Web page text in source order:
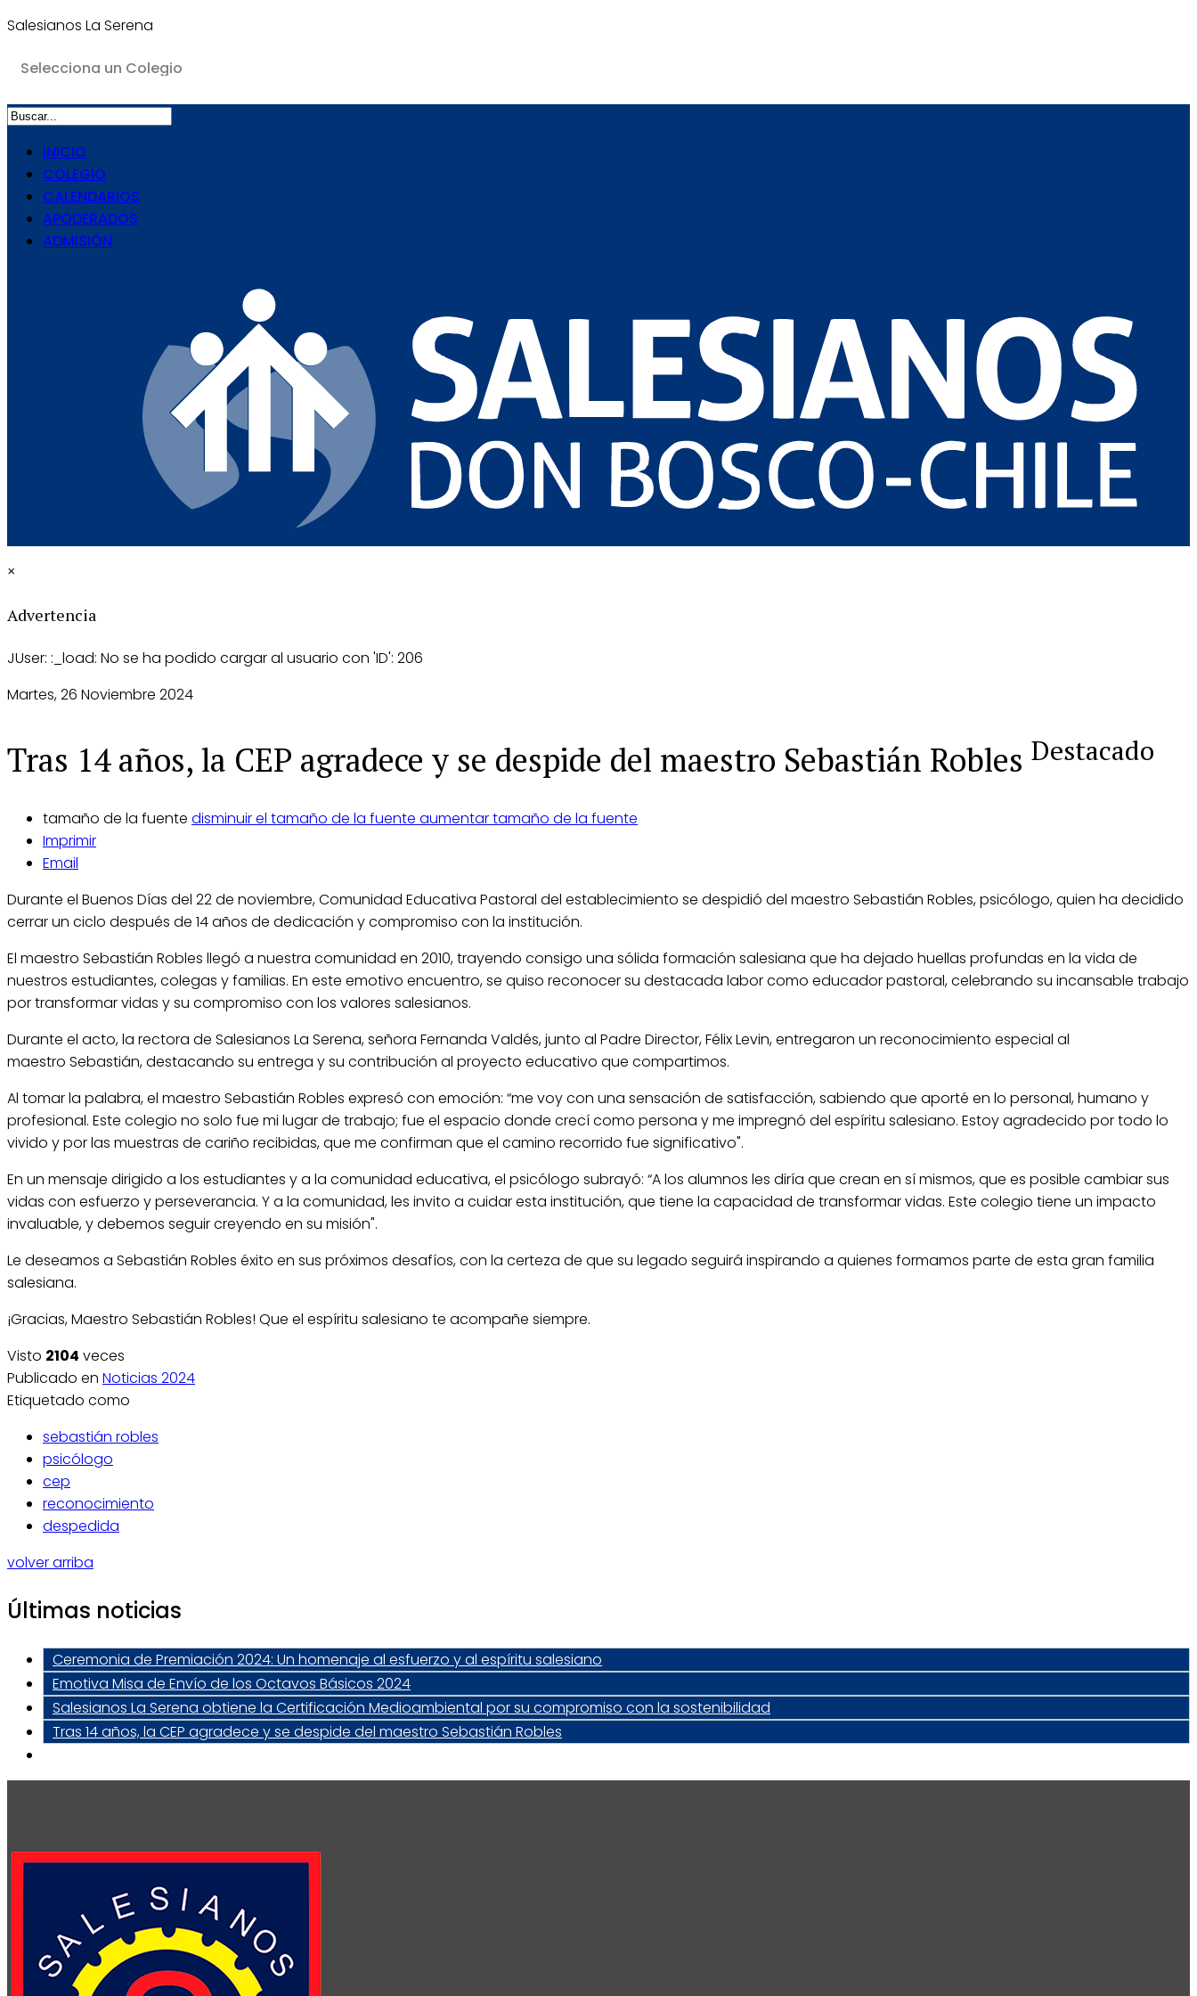
Salesianos La Serena
INICIO
COLEGIO
CALENDARIOS
APODERADOS
ADMISIÓN
×
Advertencia
JUser: :_load: No se ha podido cargar al usuario con 'ID': 206
Martes, 26 Noviembre 2024
Tras 14 años, la CEP agradece y se despide del maestro Sebastián Robles Destacado
tamaño de la fuente disminuir el tamaño de la fuente aumentar tamaño de la fuente
Imprimir
Email
Durante el Buenos Días del 22 de noviembre, Comunidad Educativa Pastoral del establecimiento se despidió del maestro Sebastián Robles, psicólogo, quien ha decidido
cerrar un ciclo después de 14 años de dedicación y compromiso con la institución.
El maestro Sebastián Robles llegó a nuestra comunidad en 2010, trayendo consigo una sólida formación salesiana que ha dejado huellas profundas en la vida de
nuestros estudiantes, colegas y familias. En este emotivo encuentro, se quiso reconocer su destacada labor como educador pastoral, celebrando su incansable trabajo
por transformar vidas y su compromiso con los valores salesianos.
Durante el acto, la rectora de Salesianos La Serena, señora Fernanda Valdés, junto al Padre Director, Félix Levin, entregaron un reconocimiento especial al
maestro Sebastián, destacando su entrega y su contribución al proyecto educativo que compartimos.
Al tomar la palabra, el maestro Sebastián Robles expresó con emoción: “me voy con una sensación de satisfacción, sabiendo que aporté en lo personal, humano y
profesional. Este colegio no solo fue mi lugar de trabajo; fue el espacio donde crecí como persona y me impregnó del espíritu salesiano. Estoy agradecido por todo lo
vivido y por las muestras de cariño recibidas, que me confirman que el camino recorrido fue significativo".
En un mensaje dirigido a los estudiantes y a la comunidad educativa, el psicólogo subrayó: “A los alumnos les diría que crean en sí mismos, que es posible cambiar sus
vidas con esfuerzo y perseverancia. Y a la comunidad, les invito a cuidar esta institución, que tiene la capacidad de transformar vidas. Este colegio tiene un impacto
invaluable, y debemos seguir creyendo en su misión".
Le deseamos a Sebastián Robles éxito en sus próximos desafíos, con la certeza de que su legado seguirá inspirando a quienes formamos parte de esta gran familia
salesiana.
¡Gracias, Maestro Sebastián Robles! Que el espíritu salesiano te acompañe siempre.
Visto 2104 veces
Publicado en Noticias 2024
Etiquetado como
sebastián robles
psicólogo
cep
reconocimiento
despedida
volver arriba
Últimas noticias
Ceremonia de Premiación 2024: Un homenaje al esfuerzo y al espíritu salesiano
Emotiva Misa de Envío de los Octavos Básicos 2024
Salesianos La Serena obtiene la Certificación Medioambiental por su compromiso con la sostenibilidad
Tras 14 años, la CEP agradece y se despide del maestro Sebastián Robles